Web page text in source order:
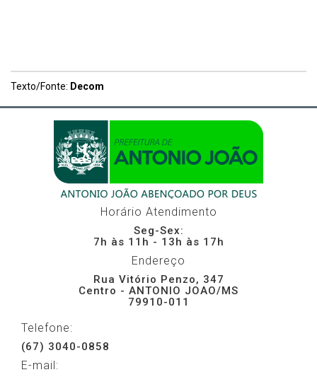
Texto/Fonte: Decom
Horário Atendimento
Seg-Sex:
7h às 11h - 13h às 17h
Endereço
Rua Vitório Penzo, 347
Centro - ANTONIO JOAO/MS
79910-011
Telefone:
(67) 3040-0858
E-mail: